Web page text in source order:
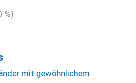
%)
mit gewöhnlichem